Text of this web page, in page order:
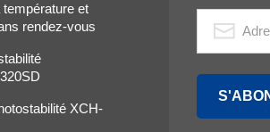
et
rendez-vous
XCH-